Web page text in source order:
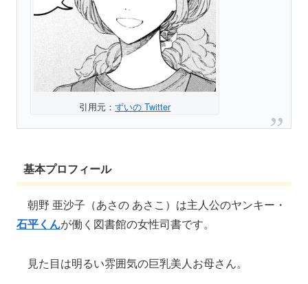
引用元：ずいの Twitter
基本プロフィール
朝野 亜沙子（あさの あさこ）は主人公のヤンキー・
石平くんが働く図書館の女性司書です。
見た目は明るい雰囲気の巨乳美人お母さん。